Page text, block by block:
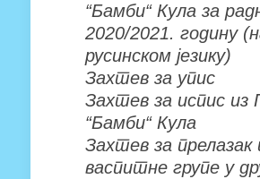
“Бамби“ Кула за
2020/2021. годину
русинском језику)
Захтев за упис
Захтев за испис из
“Бамби“ Кула
Захтев за прелазак
васпитне групе у